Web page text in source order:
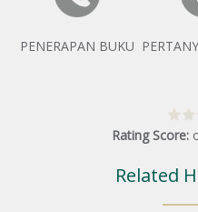
PENERAPAN BUKU
Rating Score:
Related